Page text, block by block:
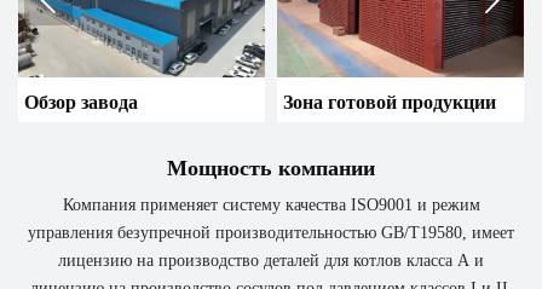
Обзор завода Зона готовой продукции
Мощность компании
Компания применяет систему качества ISO9001 и режим
управления безупречной производительностью GB/T19580, имеет
лицензию на производство деталей для котлов класса А и